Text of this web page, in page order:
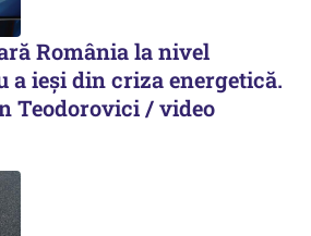
România la nivel
a ieși din criza energetică.
Teodorovici / video